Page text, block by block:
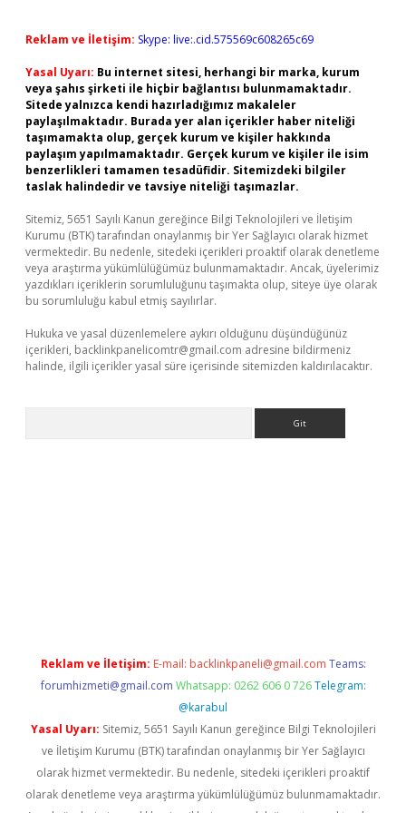
Reklam ve İletişim: Skype: live:.cid.575569c608265c69
Yasal Uyarı: Bu internet sitesi, herhangi bir marka, kurum
veya şahıs şirketi ile hiçbir bağlantısı bulunmamaktadır.
Sitede yalnızca kendi hazırladığımız makaleler
paylaşılmaktadır. Burada yer alan içerikler haber niteliği
taşımamakta olup, gerçek kurum ve kişiler hakkında
paylaşım yapılmamaktadır. Gerçek kurum ve kişiler ile isim
benzerlikleri tamamen tesadüfidir. Sitemizdeki bilgiler
taslak halindedir ve tavsiye niteliği taşımazlar.
Sitemiz, 5651 Sayılı Kanun gereğince Bilgi Teknolojileri ve İletişim
Kurumu (BTK) tarafından onaylanmış bir Yer Sağlayıcı olarak hizmet
vermektedir. Bu nedenle, sitedeki içerikleri proaktif olarak denetleme
veya araştırma yükümlülüğümüz bulunmamaktadır. Ancak, üyelerimiz
yazdıkları içeriklerin sorumluluğunu taşımakta olup, siteye üye olarak
bu sorumluluğu kabul etmiş sayılırlar.
Hukuka ve yasal düzenlemelere aykırı olduğunu düşündüğünüz
içerikleri, backlinkpanelicomtr@gmail.com adresine bildirmeniz
halinde, ilgili içerikler yasal süre içerisinde sitemizden kaldırılacaktır.
Reklam ve İletişim: E-mail: backlinkpaneli@gmail.com Teams:
forumhizmeti@gmail.com Whatsapp: 0262 606 0 726 Telegram:
@karabul
Yasal Uyarı: Sitemiz, 5651 Sayılı Kanun gereğince Bilgi Teknolojileri
ve İletişim Kurumu (BTK) tarafından onaylanmış bir Yer Sağlayıcı
olarak hizmet vermektedir. Bu nedenle, sitedeki içerikleri proaktif
olarak denetleme veya araştırma yükümlülüğümüz bulunmamaktadır.